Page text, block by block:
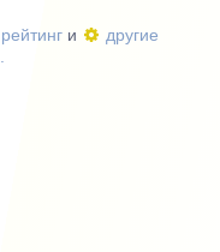
рейтинг и
другие